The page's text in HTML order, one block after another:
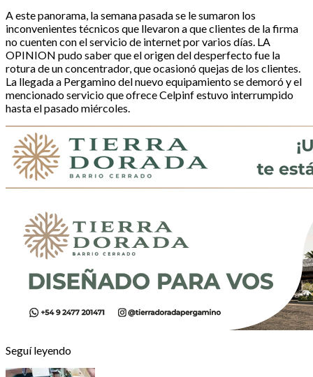
A este panorama, la semana pasada se le sumaron los
inconvenientes técnicos que llevaron a que clientes de la firma
no cuenten con el servicio de internet por varios días. LA
OPINION pudo saber que el origen del desperfecto fue la
rotura de un concentrador, que ocasionó quejas de los clientes.
La llegada a Pergamino del nuevo equipamiento se demoró y el
mencionado servicio que ofrece Celpinf estuvo interrumpido
hasta el pasado miércoles.
Seguí leyendo